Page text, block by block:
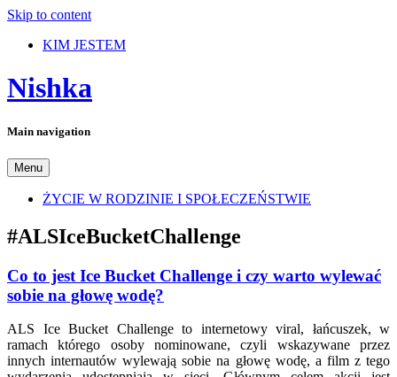
Skip to content
KIM JESTEM
Nishka
Main navigation
Menu
ŻYCIE W RODZINIE I SPOŁECZEŃSTWIE
#ALSIceBucketChallenge
Co to jest Ice Bucket Challenge i czy warto wylewać
sobie na głowę wodę?
ALS Ice Bucket Challenge to internetowy viral, łańcuszek, w
ramach którego osoby nominowane, czyli wskazywane przez
innych internautów wylewają sobie na głowę wodę, a film z tego